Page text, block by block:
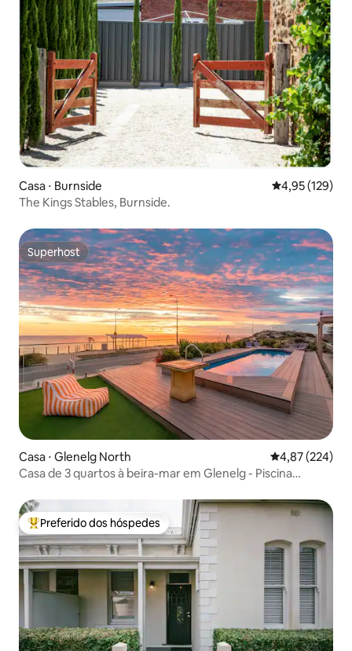
Casa ⋅ Burnside 4,95 de uma
4,95 (129)
The Kings Stables, Burnside.
Superhost
Superhost
Casa ⋅ Glenelg North 4,87 de uma
4,87 (224)
Casa de 3 quartos à beira-mar em Glenelg - Piscina
Entre os melhores preferidos dos hóspedes
Preferido dos hóspedes